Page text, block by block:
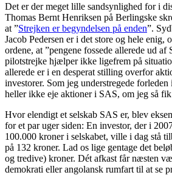
Det er der meget lille sandsynlighed for i
Thomas Bernt Henriksen på Berlingske
at ”Strejken er begyndelsen på enden”.
Jacob Pedersen er i det store og hele enig,
ordene, at ”pengene fossede allerede ud af
pilotstrejke hjælper ikke ligefrem på
allerede er i en desperat stilling overfor
investorer. Som jeg understregede
heller ikke eje aktioner i SAS, om jeg så
Hvor elendigt et selskab SAS er, blev
for et par uger siden: En investor, der i
100.000 kroner i selskabet, ville i dag stå
på 132 kroner. Lad os lige gentage det
og tredive) kroner. Dét afkast får næsten
demokrati eller angolansk rumfart til at se